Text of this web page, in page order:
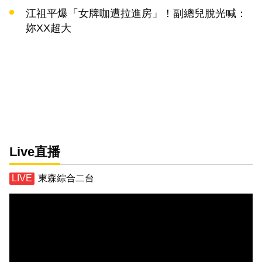
江祖平爆「女牌咖遭拉進房」！副總兒脫光喊：
妳XX超大
Live直播
東森綜合二台